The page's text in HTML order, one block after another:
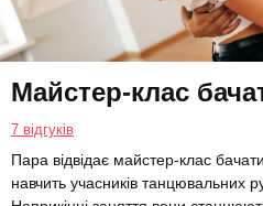
Майстер-клас
7 відгуків
Пара відвідає майстер-клас
навчить учасників танцювальних